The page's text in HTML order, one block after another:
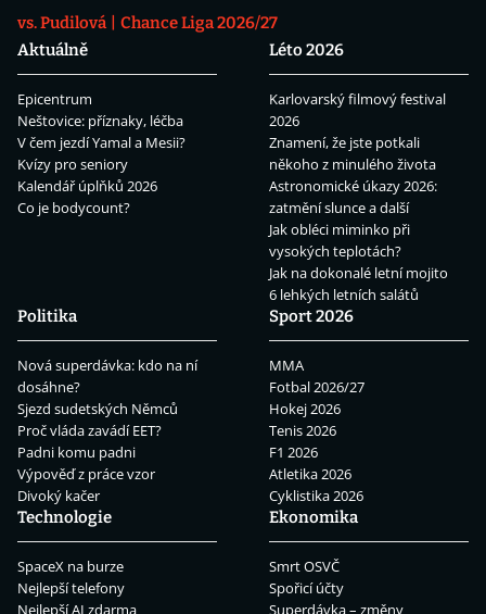
vs. Pudilová
Chance Liga 2026/27
Aktuálně
Epicentrum
Neštovice: příznaky, léčba
V čem jezdí Yamal a Mesii?
Kvízy pro seniory
Kalendář úplňků 2026
Co je bodycount?
Léto 2026
Karlovarský filmový festival
2026
Znamení, že jste potkali
někoho z minulého života
Astronomické úkazy 2026:
zatmění slunce a další
Jak obléci miminko při
vysokých teplotách?
Jak na dokonalé letní mojito
6 lehkých letních salátů
Politika
Nová superdávka: kdo na ní
dosáhne?
Sjezd sudetských Němců
Proč vláda zavádí EET?
Padni komu padni
Výpověď z práce vzor
Divoký kačer
Sport 2026
MMA
Fotbal 2026/27
Hokej 2026
Tenis 2026
F1 2026
Atletika 2026
Cyklistika 2026
Technologie
SpaceX na burze
Nejlepší telefony
Nejlepší AI zdarma
Ekonomika
Smrt OSVČ
Spořicí účty
Superdávka – změny